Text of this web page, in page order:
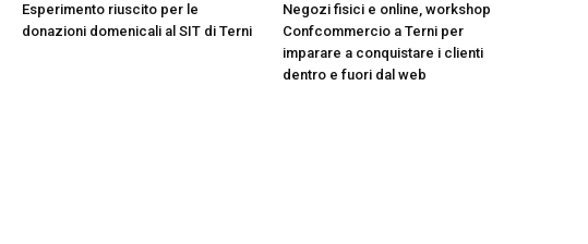
Esperimento riuscito per le
donazioni domenicali al SIT di Terni
Negozi fisici e online, workshop
Confcommercio a Terni per
imparare a conquistare i clienti
dentro e fuori dal web